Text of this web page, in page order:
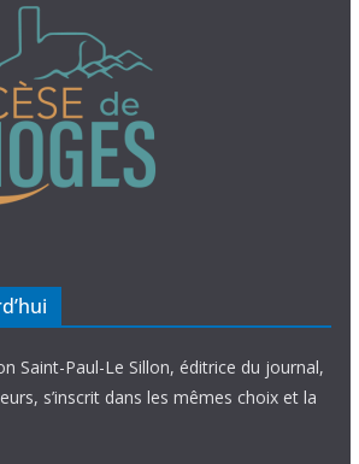
Saint-Paul-Le Sillon, éditrice du journal,
s’inscrit dans les mêmes choix et la